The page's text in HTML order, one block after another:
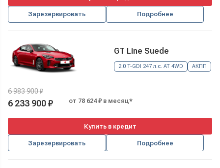
Зарезервировать Подробнее
GT Line Suede
2.0 T-GDI 247 л.с. AT 4WD АКПП
6 983 900 ₽
6 233 900 ₽ от 78 624 ₽ в месяц*
Купить в кредит
Зарезервировать Подробнее